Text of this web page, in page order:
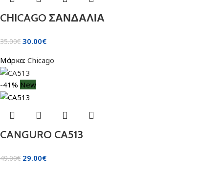
CHICAGO ΣΑΝΔΑΛΙΑ
35.00€ 30.00€
Μάρκα: Chicago
-41% New
CANGURO CA513
49.00€ 29.00€